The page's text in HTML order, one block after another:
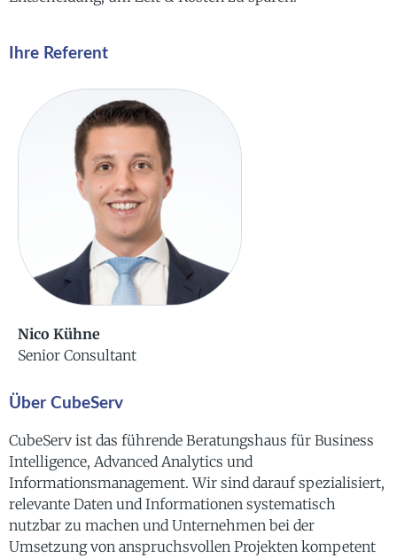
Ihre Referent
Nico Kühne
Senior Consultant
Über CubeServ
CubeServ ist das führende Beratungshaus für Business
Intelligence, Advanced Analytics und
Informationsmanagement. Wir sind darauf spezialisiert,
relevante Daten und Informationen systematisch
nutzbar zu machen und Unternehmen bei der
Umsetzung von anspruchsvollen Projekten kompetent